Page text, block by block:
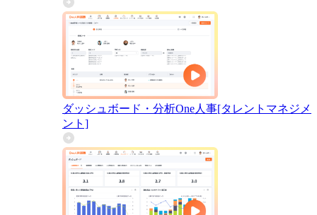
ダッシュボード・分析One人事[タレントマネジメ
ント]